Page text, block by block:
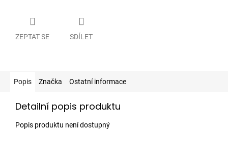
ZEPTAT SE SDÍLET
Popis Značka Ostatní informace
Detailní popis produktu
Popis produktu není dostupný